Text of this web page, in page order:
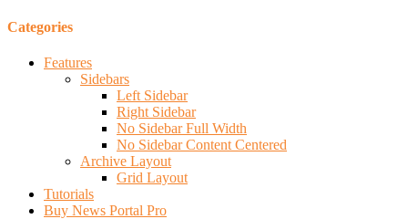
Categories
Features
Sidebars
Left Sidebar
Right Sidebar
No Sidebar Full Width
No Sidebar Content Centered
Archive Layout
Grid Layout
Tutorials
Buy News Portal Pro